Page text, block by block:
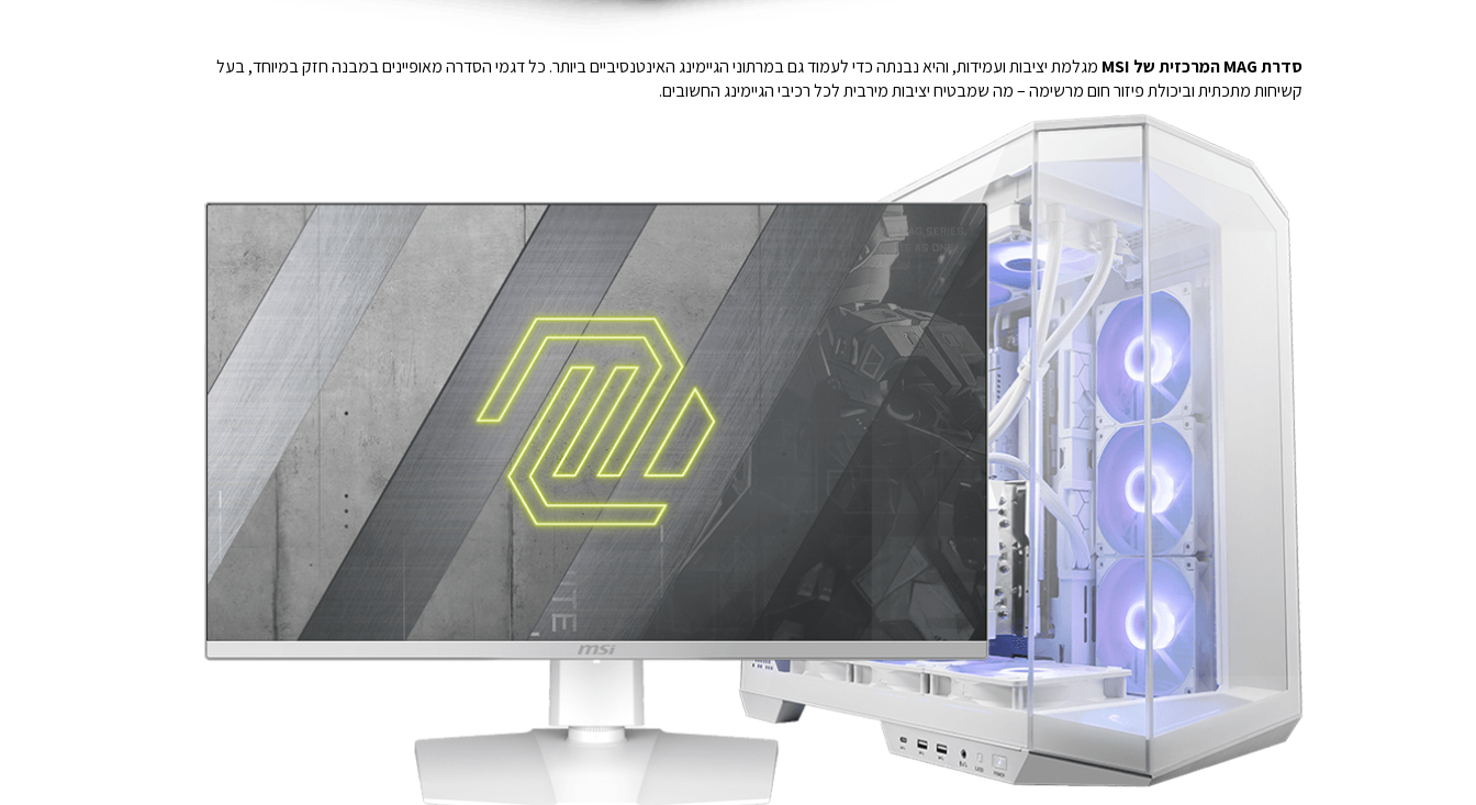
סדרת MAG המרכזית של MSI
מגלמת יציבות ועמידות, והיא נבנתה כדי לעמוד גם במרתוני הגיימינג האינטנסיביים ביותר. כל דגמי הסדרה מאופיינים במבנה חזק במיוחד, בעל
קשיחות מתכתית וביכולת פיזור חום מרשימה – מה שמבטיח יציבות מירבית לכל רכיבי הגיימינג החשובים.